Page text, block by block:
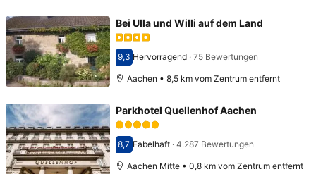
Bei Ulla und Willi auf dem Land
Bewertet mit 9,3
9,3 Hervorragend· 75 Bewertungen
Aachen • 8,5 km vom Zentrum entfernt
Parkhotel Quellenhof Aachen
Bewertet mit 8,7
8,7 Fabelhaft· 4.287 Bewertungen
Aachen Mitte • 0,8 km vom Zentrum entfernt